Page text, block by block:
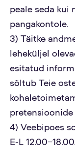
peale seda kui
pangakontole.
3) Täitke
leheküljel
esitatud
sõltub Teie
pretensioonide
4) Veebipoes
E-L